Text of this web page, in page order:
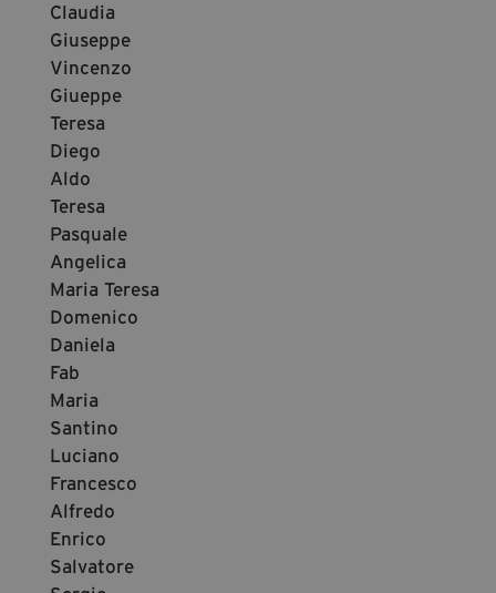
Claudia
Giuseppe
Vincenzo
Giueppe
Teresa
Diego
Aldo
Teresa
Pasquale
Angelica
Maria Teresa
Domenico
Daniela
Fab
Maria
Santino
Luciano
Francesco
Alfredo
Enrico
Salvatore